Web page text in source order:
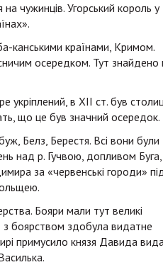
чужинців. Угорський король у
канськими країнами, Кримом.
осередком. Тут знайдено
укріплений, в XII ст. був
що це був значний осередок.
Белз, Берестя. Всі вони були
над р. Гучвою, допливом Буга,
за «червенські городи»
Бояри мали тут великі
з боярством здобула видатне
примусило князя Давида